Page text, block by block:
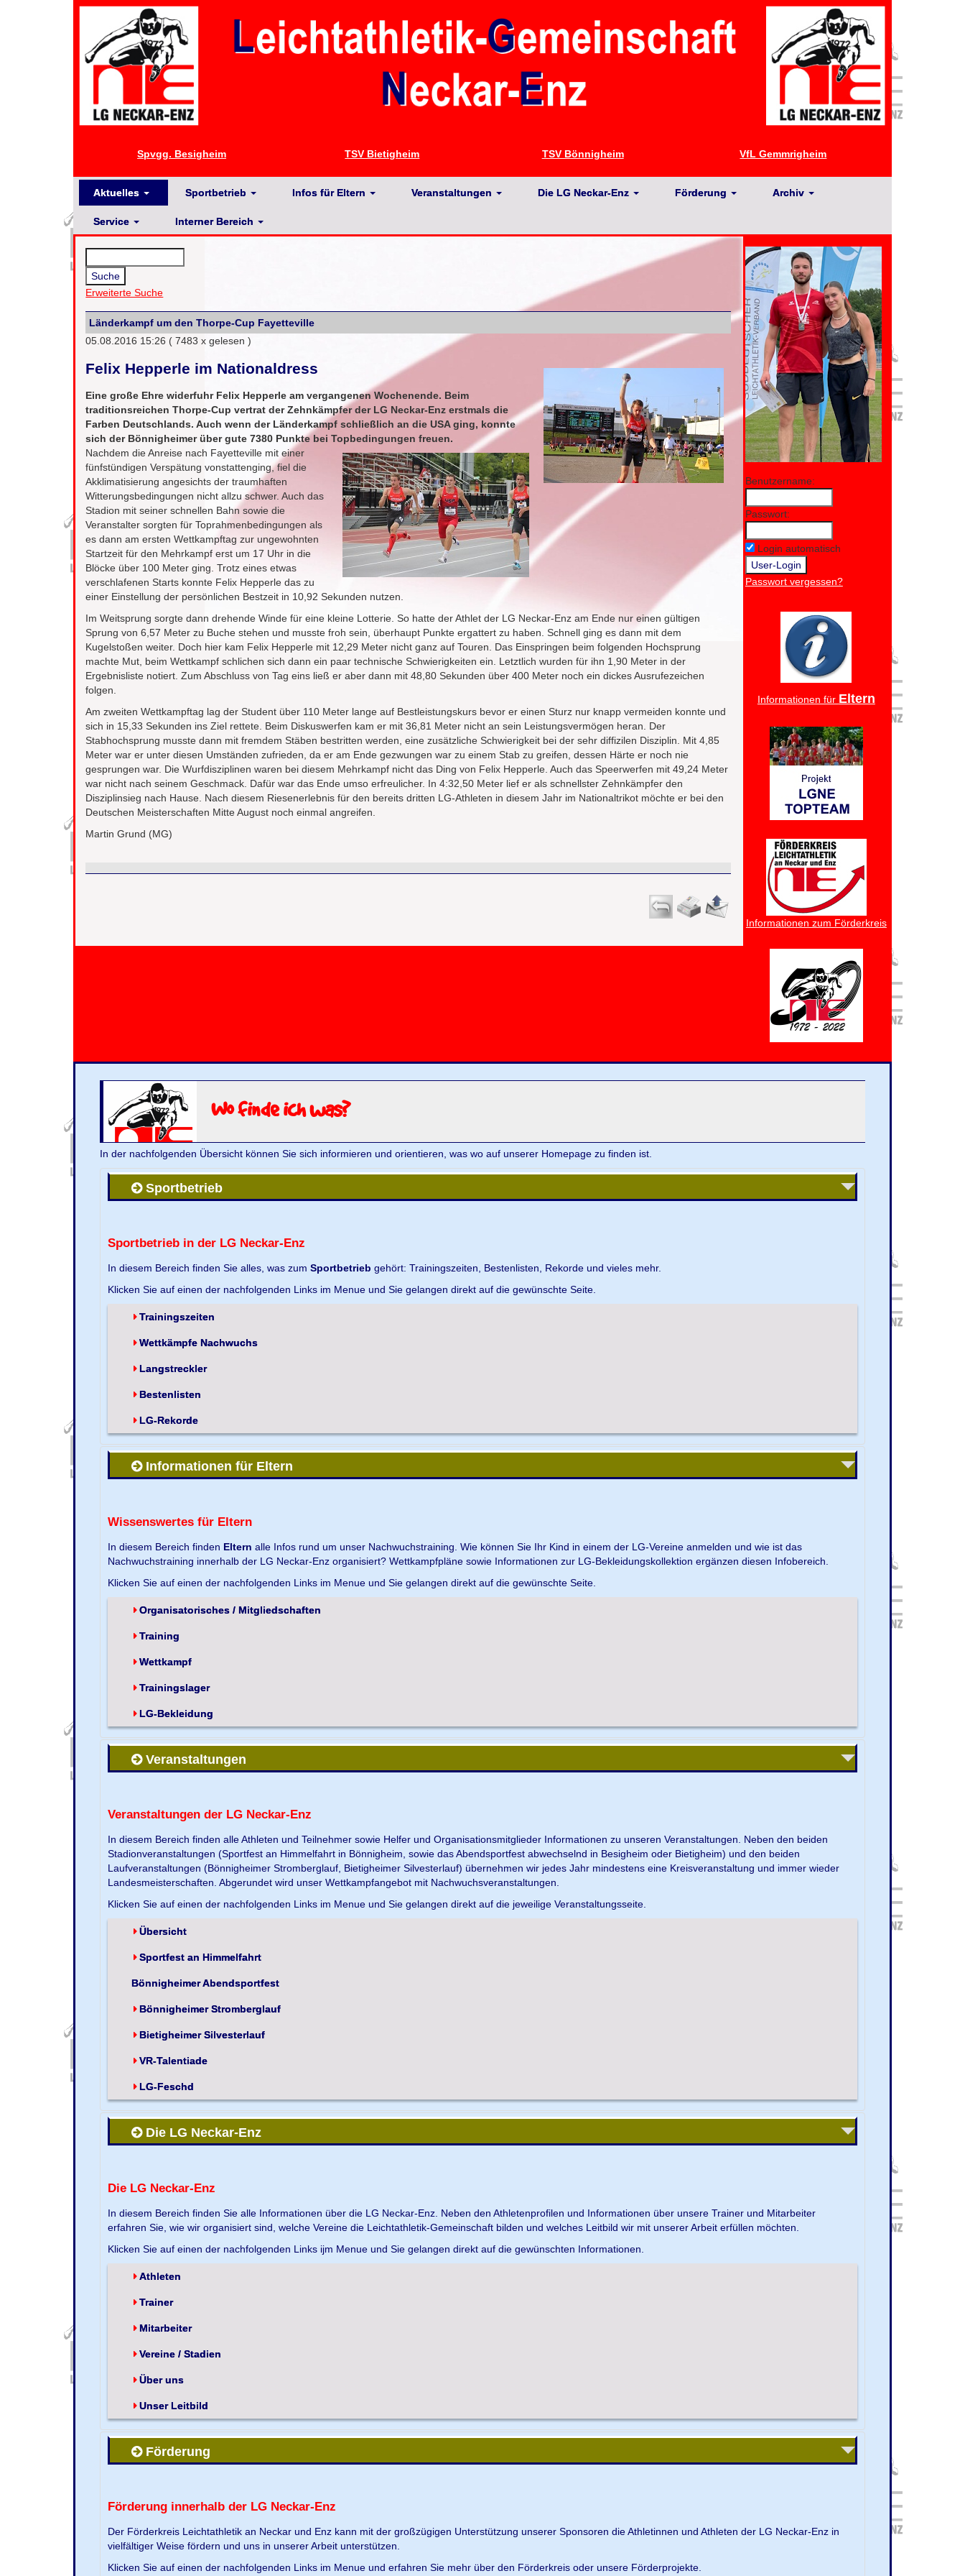
Spvgg. Besigheim TSV Bietigheim TSV Bönnigheim VfL Gemmrigheim
Aktuelles Sportbetrieb Infos für Eltern Veranstaltungen Die LG Neckar-Enz Förderung Archiv
Service Interner Bereich
Erweiterte Suche
Länderkampf um den Thorpe-Cup Fayetteville
05.08.2016 15:26 ( 7483 x gelesen )
Felix Hepperle im Nationaldress
Eine große Ehre widerfuhr Felix Hepperle am vergangenen Wochenende. Beim
traditionsreichen Thorpe-Cup vertrat der Zehnkämpfer der LG Neckar-Enz erstmals die
Farben Deutschlands. Auch wenn der Länderkampf schließlich an die USA ging, konnte
sich der Bönnigheimer über gute 7380 Punkte bei Topbedingungen freuen.
Nachdem die Anreise nach Fayetteville mit einer
fünfstündigen Verspätung vonstattenging, fiel die
Akklimatisierung angesichts der traumhaften
Witterungsbedingungen nicht allzu schwer. Auch das
Stadion mit seiner schnellen Bahn sowie die
Veranstalter sorgten für Toprahmenbedingungen als
es dann am ersten Wettkampftag zur ungewohnten
Startzeit für den Mehrkampf erst um 17 Uhr in die
Blöcke über 100 Meter ging. Trotz eines etwas
verschlafenen Starts konnte Felix Hepperle das zu
einer Einstellung der persönlichen Bestzeit in 10,92 Sekunden nutzen.
Im Weitsprung sorgte dann drehende Winde für eine kleine Lotterie. So hatte der Athlet der LG Neckar-Enz am Ende nur einen gültigen
Sprung von 6,57 Meter zu Buche stehen und musste froh sein, überhaupt Punkte ergattert zu haben. Schnell ging es dann mit dem
Kugelstoßen weiter. Doch hier kam Felix Hepperle mit 12,29 Meter nicht ganz auf Touren. Das Einspringen beim folgenden Hochsprung
machte Mut, beim Wettkampf schlichen sich dann ein paar technische Schwierigkeiten ein. Letztlich wurden für ihn 1,90 Meter in der
Ergebnisliste notiert. Zum Abschluss von Tag eins ließ er aber dann mit 48,80 Sekunden über 400 Meter noch ein dickes Ausrufezeichen
folgen.
Am zweiten Wettkampftag lag der Student über 110 Meter lange auf Bestleistungskurs bevor er einen Sturz nur knapp vermeiden konnte und
sich in 15,33 Sekunden ins Ziel rettete. Beim Diskuswerfen kam er mit 36,81 Meter nicht an sein Leistungsvermögen heran. Der
Stabhochsprung musste dann mit fremdem Stäben bestritten werden, eine zusätzliche Schwierigkeit bei der sehr diffizilen Disziplin. Mit 4,85
Meter war er unter diesen Umständen zufrieden, da er am Ende gezwungen war zu einem Stab zu greifen, dessen Härte er noch nie
gesprungen war. Die Wurfdisziplinen waren bei diesem Mehrkampf nicht das Ding von Felix Hepperle. Auch das Speerwerfen mit 49,24 Meter
war nicht nach seinem Geschmack. Dafür war das Ende umso erfreulicher. In 4:32,50 Meter lief er als schnellster Zehnkämpfer den
Disziplinsieg nach Hause. Nach diesem Riesenerlebnis für den bereits dritten LG-Athleten in diesem Jahr im Nationaltrikot möchte er bei den
Deutschen Meisterschaften Mitte August noch einmal angreifen.
Martin Grund (MG)
Benutzername:
Passwort:
Login automatisch
Passwort vergessen?
Informationen für Eltern
Informationen zum Förderkreis
Wo finde ich was?
In der nachfolgenden Übersicht können Sie sich informieren und orientieren, was wo auf unserer Homepage zu finden ist.
Sportbetrieb
Sportbetrieb in der LG Neckar-Enz
In diesem Bereich finden Sie alles, was zumSportbetrieb gehört: Trainingszeiten, Bestenlisten, Rekorde und vieles mehr.
Klicken Sie auf einen der nachfolgenden Links im Menue und Sie gelangen direkt auf die gewünschte Seite.
Trainingszeiten
Wettkämpfe Nachwuchs
Langstreckler
Bestenlisten
LG-Rekorde
Informationen für Eltern
Wissenswertes für Eltern
In diesem Bereich finden Eltern alle Infos rund um unser Nachwuchstraining. Wie können Sie Ihr Kind in einem der LG-Vereine anmelden und wie ist das
Nachwuchstraining innerhalb der LG Neckar-Enz organisiert? Wettkampfpläne sowie Informationen zur LG-Bekleidungskollektion ergänzen diesen Infobereich.
Klicken Sie auf einen der nachfolgenden Links im Menue und Sie gelangen direkt auf die gewünschte Seite.
Organisatorisches / Mitgliedschaften
Training
Wettkampf
Trainingslager
LG-Bekleidung
Veranstaltungen
Veranstaltungen der LG Neckar-Enz
In diesem Bereich finden alle Athleten und Teilnehmer sowie Helfer und Organisationsmitglieder Informationen zu unseren Veranstaltungen. Neben den beiden
Stadionveranstaltungen (Sportfest an Himmelfahrt in Bönnigheim, sowie das Abendsportfest abwechselnd in Besigheim oder Bietigheim) und den beiden
Laufveranstaltungen (Bönnigheimer Stromberglauf, Bietigheimer Silvesterlauf) übernehmen wir jedes Jahr mindestens eine Kreisveranstaltung und immer wieder
Landesmeisterschaften. Abgerundet wird unser Wettkampfangebot mit Nachwuchsveranstaltungen.
Klicken Sie auf einen der nachfolgenden Links im Menue und Sie gelangen direkt auf die jeweilige Veranstaltungsseite.
Übersicht
Sportfest an Himmelfahrt
Bönnigheimer Abendsportfest
Bönnigheimer Stromberglauf
Bietigheimer Silvesterlauf
VR-Talentiade
LG-Feschd
Die LG Neckar-Enz
Die LG Neckar-Enz
In diesem Bereich finden Sie alle Informationen über die LG Neckar-Enz. Neben den Athletenprofilen und Informationen über unsere Trainer und Mitarbeiter
erfahren Sie, wie wir organisiert sind, welche Vereine die Leichtathletik-Gemeinschaft bilden und welches Leitbild wir mit unserer Arbeit erfüllen möchten.
Klicken Sie auf einen der nachfolgenden Links ijm Menue und Sie gelangen direkt auf die gewünschten Informationen.
Athleten
Trainer
Mitarbeiter
Vereine / Stadien
Über uns
Unser Leitbild
Förderung
Förderung innerhalb der LG Neckar-Enz
Der Förderkreis Leichtathletik an Neckar und Enz kann mit der großzügigen Unterstützung unserer Sponsoren die Athletinnen und Athleten der LG Neckar-Enz in
vielfältiger Weise fördern und uns in unserer Arbeit unterstützen.
Klicken Sie auf einen der nachfolgenden Links im Menue und erfahren Sie mehr über den Förderkreis oder unsere Förderprojekte.